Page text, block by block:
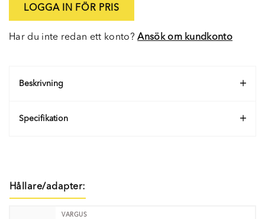
LOGGA IN FÖR PRIS
Har du inte redan ett konto?Ansök om kundkonto
Beskrivning
Specifikation
Hållare/adapter:
VARGUS